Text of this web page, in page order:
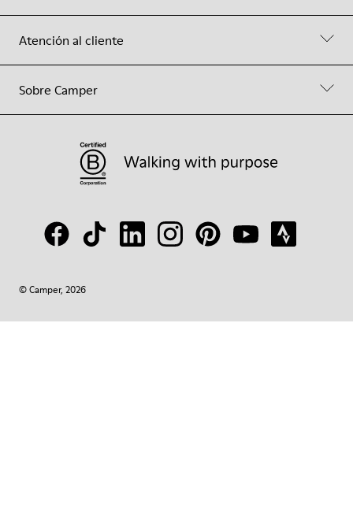
Atención al cliente
Sobre Camper
© Camper, 2026